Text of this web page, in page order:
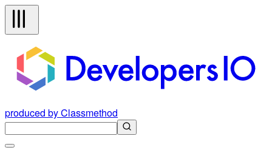
produced by Classmethod